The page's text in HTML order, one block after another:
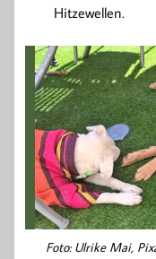
Hitzewellen.
Foto: Ulrike Mai,